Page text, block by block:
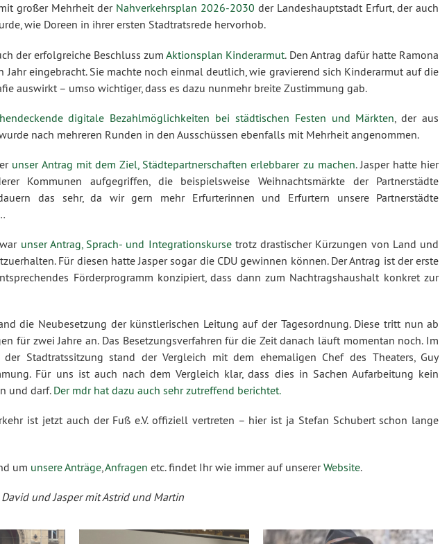
großer Mehrheit der Nahverkehrsplan 2026-2030 der Landeshauptstadt Erfurt, der auch
wie Doreen in ihrer ersten Stadtratsrede hervorhob.
der erfolgreiche Beschluss zumAktionsplan Kinderarmut. Den Antrag dafür hatte Ramona
Jahr eingebracht. Sie machte noch einmal deutlich, wie gravierend sich Kinderarmut auf die
auswirkt – umso wichtiger, dass es dazu nunmehr breite Zustimmung gab.
digitale Bezahlmöglichkeiten bei städtischen Festen und Märkten , der aus
nach mehreren Runden in den Ausschüssen ebenfalls mit Mehrheit angenommen.
unser Antrag mit dem Ziel, Städtepartnerschaften erlebbarer zu machen. Jasper hatte hier
Kommunen aufgegriffen, die beispielsweise Weihnachtsmärkte der Partnerstädte
das sehr, da wir gern mehr Erfurterinnen und Erfurtern unsere Partnerstädte
unser Antrag, Sprach- und Integrationskursetrotz drastischer Kürzungen von Land und
Für diesen hatte Jasper sogar die CDU gewinnen können. Der Antrag ist der erste
Förderprogramm konzipiert, dass dann zum Nachtragshaushalt konkret zur
die Neubesetzung der künstlerischen Leitung auf der Tagesordnung. Diese tritt nun ab
für zwei Jahre an. Das Besetzungsverfahren für die Zeit danach läuft momentan noch. Im
Stadtratssitzung stand der Vergleich mit dem ehemaligen Chef des Theaters, Guy
Für uns ist auch nach dem Vergleich klar, dass dies in Sachen Aufarbeitung kein
und darf. Der mdr hat dazu auch sehr zutreffend berichtet.
ist jetzt auch der Fuß e.V. offiziell vertreten – hier ist ja Stefan Schubert schon lange
um unsere Anträge Anfragen etc. findet Ihr wie immer auf unsererWebsite.
David und Jasper mit Astrid und Martin